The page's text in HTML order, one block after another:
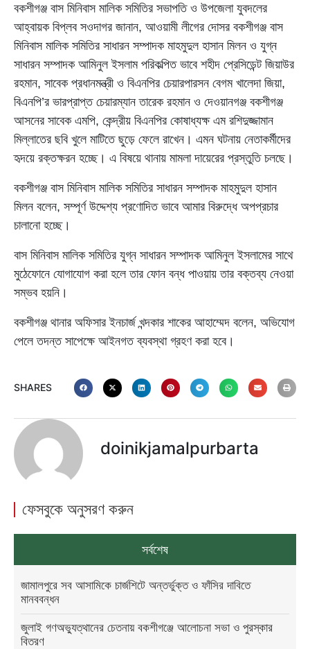
বকশীগঞ্জ বাস মিনিবাস মালিক সমিতির সভাপতি ও উপজেলা যুবদলের
আহ্বায়ক বিপ্লব সওদাগর জানান, আওয়ামী লীগের দোসর বকশীগঞ্জ বাস
মিনিবাস মালিক স‌মি‌তির সাধারন সম্পাদক মাহমুদুল হাসান মিলন ও যুগ্ন
সাধারন সম্পাদক আ‌মিনুল ইসলাম পরিকল্পিত ভাবে শহীদ প্রেসিডেন্ট জিয়াউর
রহমান, সাবেক প্রধানমন্ত্রী ও বিএনপির চেয়ারপারসন বেগম খালেদা জিয়া,
বিএনপি’র ভারপ্রাপ্ত চেয়ারম্যান তারেক রহমান ও দেওয়ানগঞ্জ বকশীগঞ্জ
আসনের সাবেক এমপি, কেন্দ্রীয় বিএনপির কোষাধ্যক্ষ এম রশিদুজ্জামান
মিল্লাতের ছবি খুলে মাটিতে ছুড়ে ফেলে রাখেন। এমন ঘটনায় নেতাকর্মীদের
হৃদয়ে রক্তক্ষরন হচ্ছে। এ বিষয়ে থানায় মামলা দায়েরের প্রস্তুতি চলছে।
বকশীগঞ্জ বাস মি‌নিবাস মা‌লিক স‌মি‌তির সাধারন সম্পাদক মাহমুদুল হাসান
মিলন বলেন, সম্পূর্ণ উদ্দেশ্য প্রণোদিত ভাবে আমার বিরুদ্ধে অপপ্রচার
চালানো হচ্ছে।
বাস মিনিবাস মালিক স‌মি‌তির যুগ্ন সাধারন সম্পাদক আ‌মিনুল ইসলামের সাথে
মুঠেফোনে যোগাযোগ করা হলে তার ফোন বন্ধ পাওয়ায় তার বক্তব্য নেওয়া
সম্ভব হয়নি।
বকশীগঞ্জ থানার অফিসার ইনচার্জ খন্দকার শাকের আহাম্মেদ বলেন, অভিযোগ
পেলে তদন্ত সাপেক্ষে আইনগত ব্যবস্থা গ্রহণ করা হবে।
SHARES
doinikjamalpurbarta
ফেসবুকে অনুসরণ করুন
সর্বশেষ
জামালপুরে সব আসামিকে চার্জশিটে অন্তর্ভুক্ত ও ফাঁসির দাবিতে
মানববন্ধন
জুলাই গণঅভ্যুত্থানের চেতনায় বকশীগঞ্জে আলোচনা সভা ও পুরস্কার
বিতরণ